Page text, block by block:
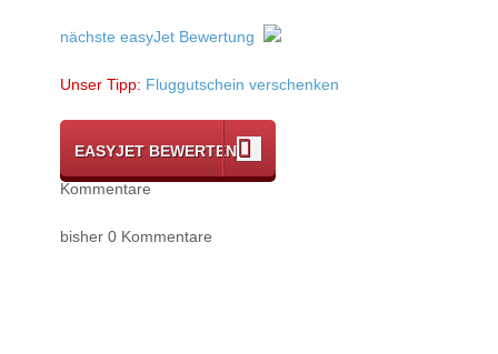
nächste easyJet Bewertung
Unser Tipp: Fluggutschein verschenken
EASYJET BEWERTEN
Kommentare
bisher 0 Kommentare